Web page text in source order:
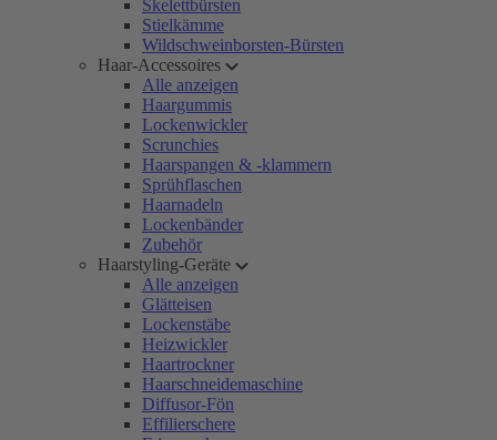
Skelettbürsten
Stielkämme
Wildschweinborsten-Bürsten
Haar-Accessoires
Alle anzeigen
Haargummis
Lockenwickler
Scrunchies
Haarspangen & -klammern
Sprühflaschen
Haarnadeln
Lockenbänder
Zubehör
Haarstyling-Geräte
Alle anzeigen
Glätteisen
Lockenstäbe
Heizwickler
Haartrockner
Haarschneidemaschine
Diffusor-Fön
Effilierschere